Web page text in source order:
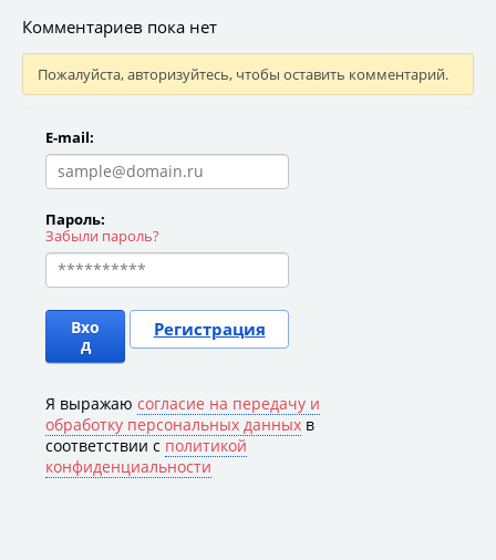
Комментариев пока нет
Пожалуйста, авторизуйтесь, чтобы оставить комментарий.
E-mail:
Пароль:
Забыли пароль?
Регистрация
Вхо
д
Я выражаю согласие на передачу и
обработку персональных данных в
соответствии с политикой
конфиденциальности